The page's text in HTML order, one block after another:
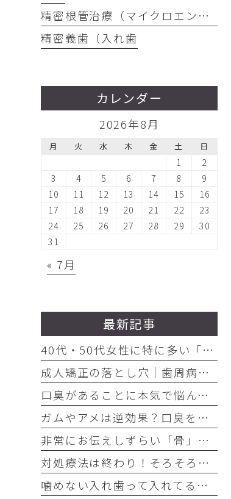
精密根管治療（マイクロエンド）
精密義歯（入れ歯
カレンダー
2026年8月
月 火 水 木 金 土 日
1
2
3
4 5 6 7 8
9
10
11 12 13 14 15
16
17
18 19 20 21 22
23
24
25 26 27 28 29
30
31
« 7月
最新記事
40代・50代女性に特に多い「お口の悩み」3選
成人矯正の落とし穴｜歯周病放置で歯が抜けた
口臭があることに本気で悩んでいるのなら、口臭を本気で治そう
ガムやアメは逆効果？口臭を「ごまかす人」と「治す人」の決定的な違い
非常にお伝えしずらい「骨」の話・・・骨は元には戻せない？
対処療法は終わり！そろそろ本気でお口の健康とは何かを考えませんか
噛めない入れ歯って入れてる意味ありますか？